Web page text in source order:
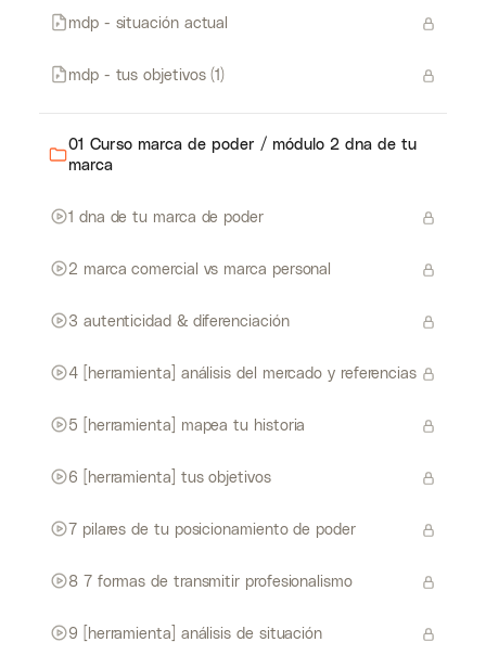
mdp - situación actual
mdp - tus objetivos (1)
01 Curso marca de poder / módulo 2 dna de tu
marca
1 dna de tu marca de poder
2 marca comercial vs marca personal
3 autenticidad & diferenciación
4 [herramienta] análisis del mercado y referencias
5 [herramienta] mapea tu historia
6 [herramienta] tus objetivos
7 pilares de tu posicionamiento de poder
8 7 formas de transmitir profesionalismo
9 [herramienta] análisis de situación